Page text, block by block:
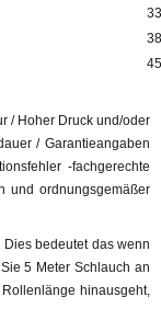
/ Hoher Druck und/oder
/ Garantieangaben
-fachgerechte
und ordnungsgemäßer
bedeutet das wenn
5 Meter Schlauch an
hinausgeht,